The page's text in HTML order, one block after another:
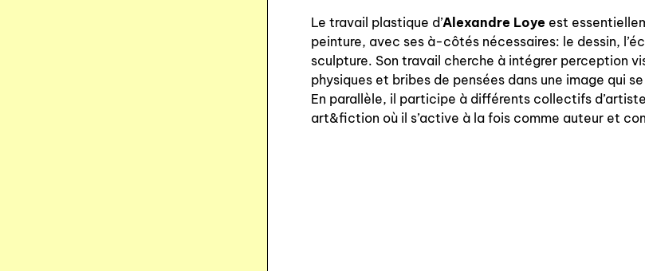
Le travail plastique d’Alexandre Loye est
peinture, avec ses à-côtés nécessaires: le dessin,
sculpture. Son travail cherche à intégrer perception
physiques et bribes de pensées dans une image qui
En parallèle, il participe à différents collectifs
art&fiction où il s’active à la fois comme auteur et